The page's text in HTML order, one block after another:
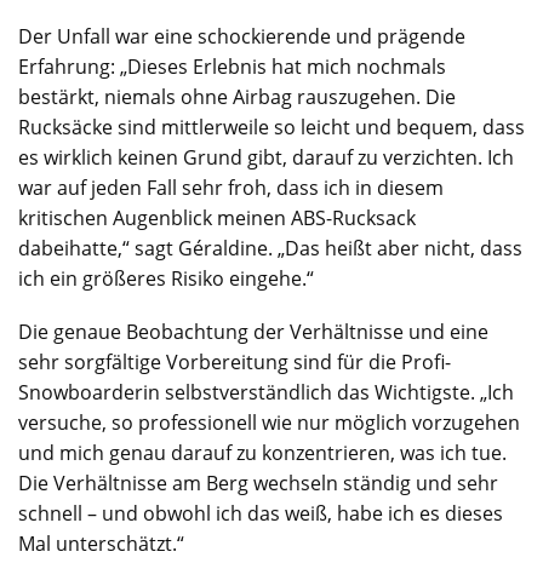
Der Unfall war eine schockierende und prägende
Erfahrung: „Dieses Erlebnis hat mich nochmals
bestärkt, niemals ohne Airbag rauszugehen. Die
Rucksäcke sind mittlerweile so leicht und bequem, dass
es wirklich keinen Grund gibt, darauf zu verzichten. Ich
war auf jeden Fall sehr froh, dass ich in diesem
kritischen Augenblick meinen ABS-Rucksack
dabeihatte,“ sagt Géraldine. „Das heißt aber nicht, dass
ich ein größeres Risiko eingehe.“
Die genaue Beobachtung der Verhältnisse und eine
sehr sorgfältige Vorbereitung sind für die Profi-
Snowboarderin selbstverständlich das Wichtigste. „Ich
versuche, so professionell wie nur möglich vorzugehen
und mich genau darauf zu konzentrieren, was ich tue.
Die Verhältnisse am Berg wechseln ständig und sehr
schnell – und obwohl ich das weiß, habe ich es dieses
Mal unterschätzt.“